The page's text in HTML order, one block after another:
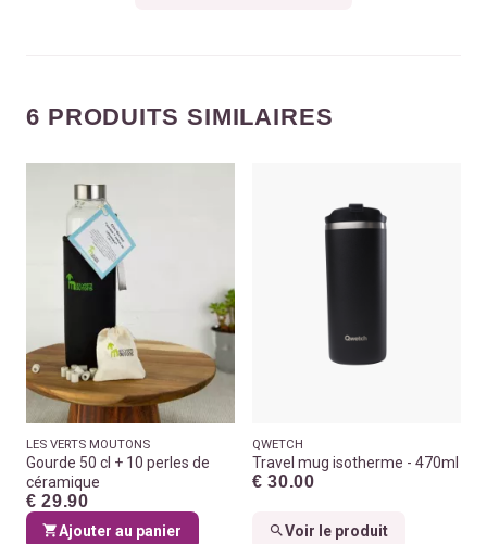
6 PRODUITS SIMILAIRES
LES VERTS MOUTONS
Gourde 50 cl + 10 perles de
céramique
€ 29.90
Ajouter au panier
QWETCH
Travel mug isotherme - 470ml
€ 30.00
Voir le produit